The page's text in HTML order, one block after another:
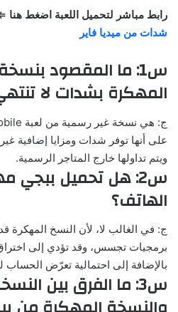
رابط مباشر لتحميل اللعبة اضغط
شدات من ميديا فاير
س1: ما المقصود
المهكرة بشدات لا
على أنها توفر شدات ومزايا إضافية
ويتم تداولها خارج المتاجر الرسمية.
س2: هل تحميل ببجي
الهاتف؟
ج: في الغالب لا، لأن النسخ المهكرة
برمجيات تجسس، وقد تؤدي إلى اختراق
بالإضافة إلى احتمالية تعرّض الحساب
س3: ما الفرق بين